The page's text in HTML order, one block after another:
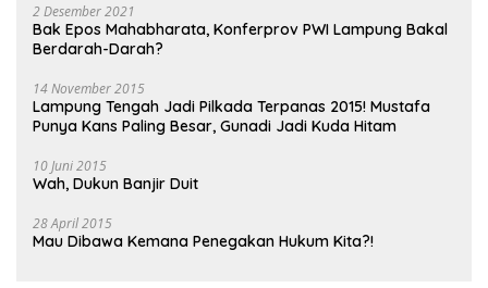
2 Desember 2021
Bak Epos Mahabharata, Konferprov PWI Lampung Bakal
Berdarah-Darah?
14 November 2015
Lampung Tengah Jadi Pilkada Terpanas 2015! Mustafa
Punya Kans Paling Besar, Gunadi Jadi Kuda Hitam
10 Juni 2015
Wah, Dukun Banjir Duit
28 April 2015
Mau Dibawa Kemana Penegakan Hukum Kita?!